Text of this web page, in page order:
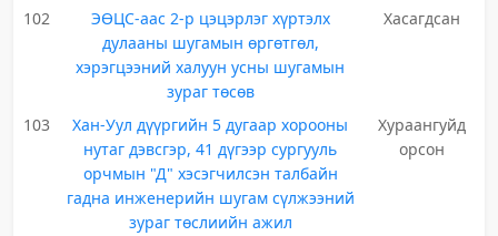
102
ЭӨЦС-аас 2-р цэцэрлэг хүртэлх
дулааны шугамын өргөтгөл,
хэрэгцээний халуун усны шугамын
зураг төсөв
Хасагдсан
103
Хан-Уул дүүргийн 5 дугаар хорооны
нутаг дэвсгэр, 41 дүгээр сургууль
орчмын "Д" хэсэгчилсэн талбайн
гадна инженерийн шугам сүлжээний
зураг төслиийн ажил
Хураангуйд
орсон